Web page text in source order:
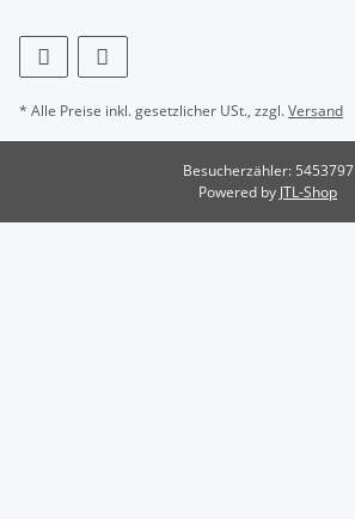
* Alle Preise inkl. gesetzlicher USt., zzgl.Versand
Besucherzähler: 5453797
Powered by JTL-Shop